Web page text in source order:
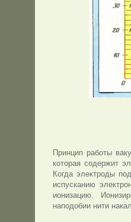
Принцип работы
которая содержит
Когда электроды
испусканию
ионизацию.
наподобии нити